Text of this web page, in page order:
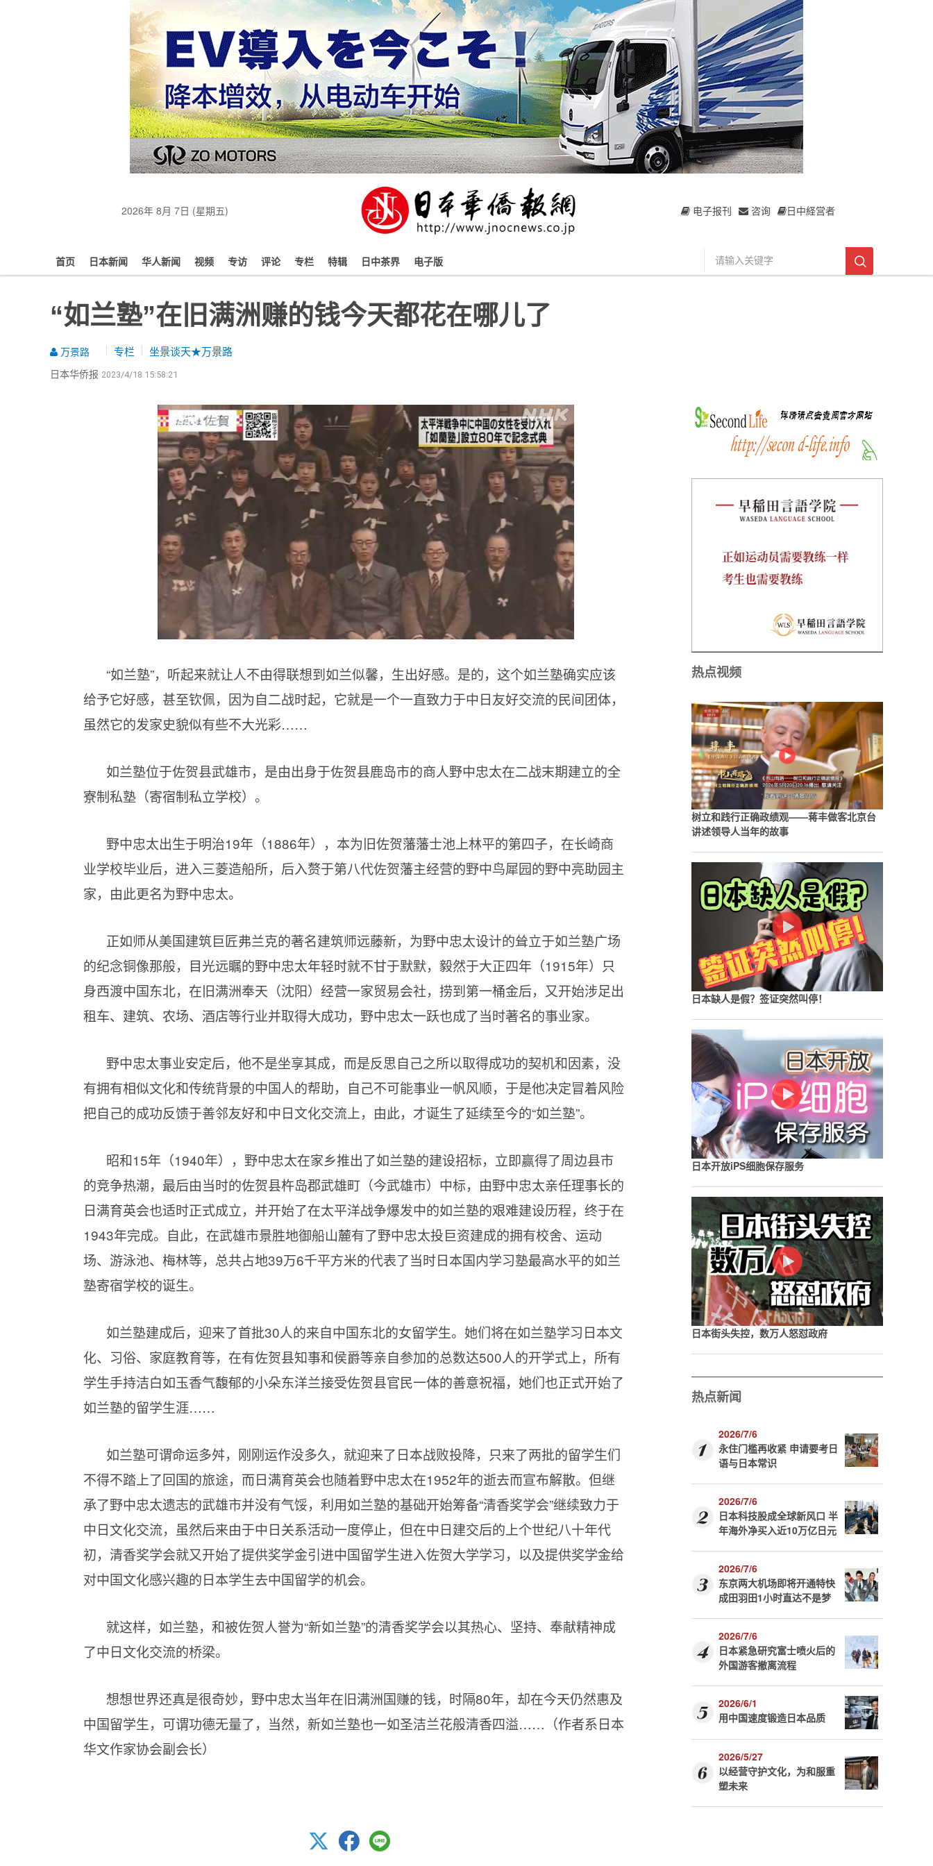
2026年 8月 7日 (星期五) 电子报刊 咨询 日中経営者
首页 日本新闻 华人新闻 视频 专访 评论 专栏 特辑 日中茶界 电子版
“如兰塾”在旧满洲赚的钱今天都花在哪儿了
万景路 专栏 坐景谈天★万景路
日本华侨报 2023/4/18 15:58:21
“如兰塾”，听起来就让人不由得联想到如兰似馨，生出好感。是的，这个如兰塾确实应该
给予它好感，甚至钦佩，因为自二战时起，它就是一个一直致力于中日友好交流的民间团体，
虽然它的发家史貌似有些不大光彩……
如兰塾位于佐贺县武雄市，是由出身于佐贺县鹿岛市的商人野中忠太在二战末期建立的全
寮制私塾（寄宿制私立学校）。
野中忠太出生于明治19年（1886年），本为旧佐贺藩藩士池上林平的第四子，在长崎商
业学校毕业后，进入三菱造船所，后入赘于第八代佐贺藩主经营的野中鸟犀园的野中亮助园主
家，由此更名为野中忠太。
正如师从美国建筑巨匠弗兰克的著名建筑师远藤新，为野中忠太设计的耸立于如兰塾广场
的纪念铜像那般，目光远瞩的野中忠太年轻时就不甘于默默，毅然于大正四年（1915年）只
身西渡中国东北，在旧满洲奉天（沈阳）经营一家贸易会社，捞到第一桶金后，又开始涉足出
租车、建筑、农场、酒店等行业并取得大成功，野中忠太一跃也成了当时著名的事业家。
野中忠太事业安定后，他不是坐享其成，而是反思自己之所以取得成功的契机和因素，没
有拥有相似文化和传统背景的中国人的帮助，自己不可能事业一帆风顺，于是他决定冒着风险
把自己的成功反馈于善邻友好和中日文化交流上，由此，才诞生了延续至今的“如兰塾”。
昭和15年（1940年），野中忠太在家乡推出了如兰塾的建设招标，立即赢得了周边县市
的竞争热潮，最后由当时的佐贺县杵岛郡武雄町（今武雄市）中标，由野中忠太亲任理事长的
日满育英会也适时正式成立，并开始了在太平洋战争爆发中的如兰塾的艰难建设历程，终于在
1943年完成。自此，在武雄市景胜地御船山麓有了野中忠太投巨资建成的拥有校舍、运动
场、游泳池、梅林等，总共占地39万6千平方米的代表了当时日本国内学习塾最高水平的如兰
塾寄宿学校的诞生。
如兰塾建成后，迎来了首批30人的来自中国东北的女留学生。她们将在如兰塾学习日本文
化、习俗、家庭教育等，在有佐贺县知事和侯爵等亲自参加的总数达500人的开学式上，所有
学生手持洁白如玉香气馥郁的小朵东洋兰接受佐贺县官民一体的善意祝福，她们也正式开始了
如兰塾的留学生涯……
如兰塾可谓命运多舛，刚刚运作没多久，就迎来了日本战败投降，只来了两批的留学生们
不得不踏上了回国的旅途，而日满育英会也随着野中忠太在1952年的逝去而宣布解散。但继
承了野中忠太遗志的武雄市并没有气馁，利用如兰塾的基础开始筹备“清香奖学会”继续致力于
中日文化交流，虽然后来由于中日关系活动一度停止，但在中日建交后的上个世纪八十年代
初，清香奖学会就又开始了提供奖学金引进中国留学生进入佐贺大学学习，以及提供奖学金给
对中国文化感兴趣的日本学生去中国留学的机会。
就这样，如兰塾，和被佐贺人誉为“新如兰塾”的清香奖学会以其热心、坚持、奉献精神成
了中日文化交流的桥梁。
想想世界还真是很奇妙，野中忠太当年在旧满洲国赚的钱，时隔80年，却在今天仍然惠及
中国留学生，可谓功德无量了，当然，新如兰塾也一如圣洁兰花般清香四溢……（作者系日本
华文作家协会副会长）
热点视频
树立和践行正确政绩观——蒋丰做客北京台
讲述领导人当年的故事
日本缺人是假？签证突然叫停！
日本开放iPS细胞保存服务
日本街头失控，数万人怒怼政府
热点新闻
2026/7/6
永住门槛再收紧 申请要考日
语与日本常识
2026/7/6
日本科技股成全球新风口 半
年海外净买入近10万亿日元
2026/7/6
东京两大机场即将开通特快
成田羽田1小时直达不是梦
2026/7/6
日本紧急研究富士喷火后的
外国游客撤离流程
2026/6/1
用中国速度锻造日本品质
2026/5/27
以经营守护文化，为和服重
塑未来